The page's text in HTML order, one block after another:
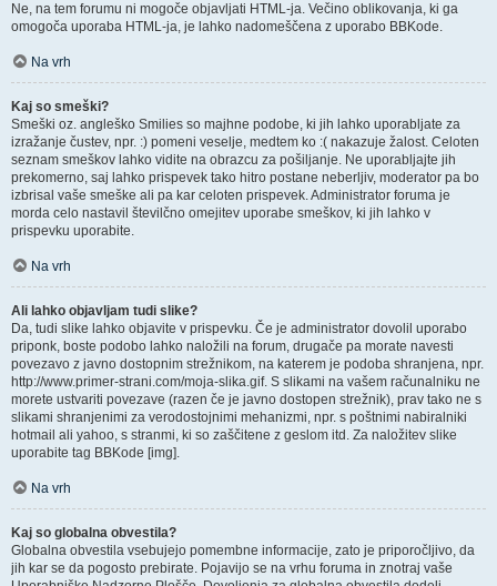
Ne, na tem forumu ni mogoče objavljati HTML-ja. Večino oblikovanja, ki ga
omogoča uporaba HTML-ja, je lahko nadomeščena z uporabo BBKode.
Na vrh
Kaj so smeški?
Smeški oz. angleško Smilies so majhne podobe, ki jih lahko uporabljate za
izražanje čustev, npr. :) pomeni veselje, medtem ko :( nakazuje žalost. Celoten
seznam smeškov lahko vidite na obrazcu za pošiljanje. Ne uporabljajte jih
prekomerno, saj lahko prispevek tako hitro postane neberljiv, moderator pa bo
izbrisal vaše smeške ali pa kar celoten prispevek. Administrator foruma je
morda celo nastavil številčno omejitev uporabe smeškov, ki jih lahko v
prispevku uporabite.
Na vrh
Ali lahko objavljam tudi slike?
Da, tudi slike lahko objavite v prispevku. Če je administrator dovolil uporabo
priponk, boste podobo lahko naložili na forum, drugače pa morate navesti
povezavo z javno dostopnim strežnikom, na katerem je podoba shranjena, npr.
http://www.primer-strani.com/moja-slika.gif. S slikami na vašem računalniku ne
morete ustvariti povezave (razen če je javno dostopen strežnik), prav tako ne s
slikami shranjenimi za verodostojnimi mehanizmi, npr. s poštnimi nabiralniki
hotmail ali yahoo, s stranmi, ki so zaščitene z geslom itd. Za naložitev slike
uporabite tag BBKode [img].
Na vrh
Kaj so globalna obvestila?
Globalna obvestila vsebujejo pomembne informacije, zato je priporočljivo, da
jih kar se da pogosto prebirate. Pojavijo se na vrhu foruma in znotraj vaše